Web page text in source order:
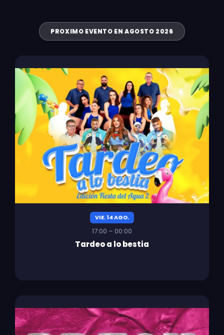
PROXIMO EVENTO EN AGOSTO 2026
VIE. 14 AGO.
17:00 – 00:00
Tardeo a lo bestia